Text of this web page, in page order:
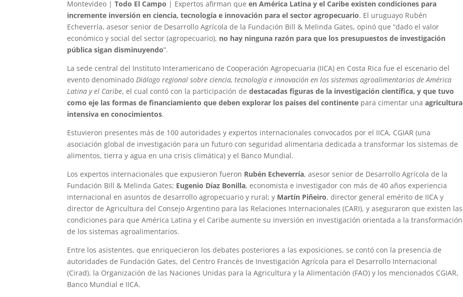
Montevideo |Todo El Campo | Expertos afirman queen América Latina y el Caribe existen condiciones para
incremente inversión en ciencia, tecnología e innovación para el sector agropecuario. El uruguayo Rubén
Echeverría, asesor senior de Desarrollo Agrícola de la Fundación Bill & Melinda Gates, opinó que “dado el valor
económico y social del sector (agropecuario), no hay ninguna razón para que los presupuestos de investigación
pública sigan disminuyendo”.
La sede central del Instituto Interamericano de Cooperación Agropecuaria (IICA) en Costa Rica fue el escenario del
evento denominadoDiálogo regional sobre ciencia, tecnología e innovación en los sistemas agroalimentarios de América
Latina y el Caribe, el cual contó con la participación dedestacadas figuras de la investigación científica, y que tuvo
como eje las formas de financiamiento que deben explorar los países del continente para cimentar unaagricultura
intensiva en conocimientos.
Estuvieron presentes más de 100 autoridades y expertos internacionales convocados por el IICA, CGIAR (una
asociación global de investigación para un futuro con seguridad alimentaria dedicada a transformar los sistemas de
alimentos, tierra y agua en una crisis climática) y el Banco Mundial.
Los expertos internacionales que expusieron fueron Rubén Echeverría, asesor senior de Desarrollo Agrícola de la
Fundación Bill & Melinda Gates; Eugenio Díaz Bonilla, economista e investigador con más de 40 años experiencia
internacional en asuntos de desarrollo agropecuario y rural; y Martín Piñeiro, director general emérito de IICA y
director de Agricultura del Consejo Argentino para las Relaciones Internacionales (CARI), y aseguraron que existen las
condiciones para que América Latina y el Caribe aumente su inversión en investigación orientada a la transformación
de los sistemas agroalimentarios.
Entre los asistentes, que enriquecieron los debates posteriores a las exposiciones, se contó con la presencia de
autoridades de Fundación Gates, del Centro Francés de Investigación Agrícola para el Desarrollo Internacional
(Cirad), la Organización de las Naciones Unidas para la Agricultura y la Alimentación (FAO) y los mencionados CGIAR,
Banco Mundial e IICA.